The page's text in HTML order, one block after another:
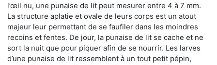
l’œil nu, une punaise de lit peut mesurer entre 4 à 7 mm.
La structure aplatie et ovale de leurs corps est un atout
majeur leur permettant de se faufiler dans les moindres
recoins et fentes. De jour, la punaise de lit se cache et ne
sort la nuit que pour piquer afin de se nourrir. Les larves
d’une punaise de lit ressemblent à un tout petit pépin,